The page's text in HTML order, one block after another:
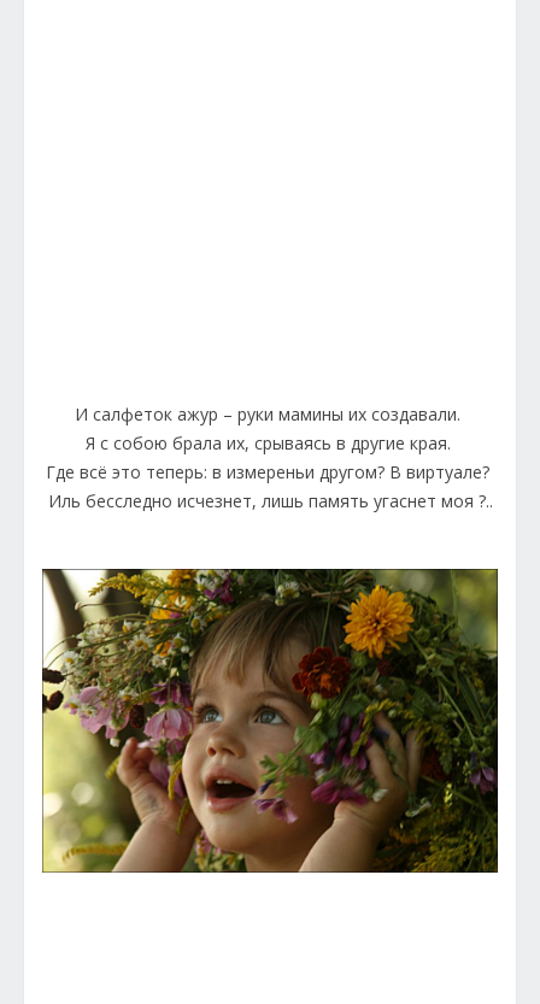
И салфеток ажур – руки мамины их создавали.
Я с собою брала их, срываясь в другие края.
Где всё это теперь: в измереньи другом? В виртуале?
Иль бесследно исчезнет, лишь память угаснет моя ?..